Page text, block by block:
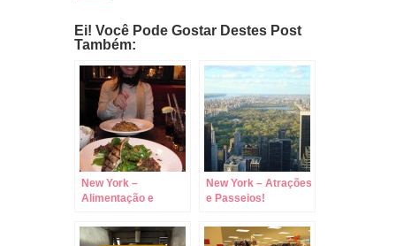
Ei! Você Pode Gostar Destes Post
Também:
New York –
Alimentação e
New York – Atrações
e Passeios!